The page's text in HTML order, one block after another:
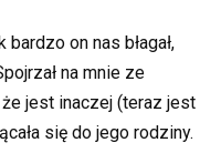
on nas błagał,
na mnie ze
jest inaczej (teraz jest
się do jego rodziny.